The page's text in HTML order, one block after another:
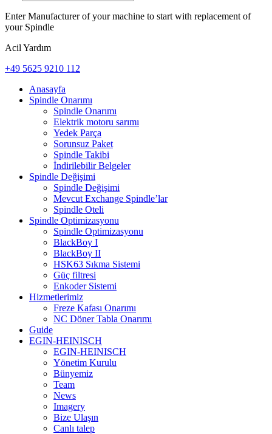
Enter Manufacturer of your machine to start with replacement of
your Spindle
Acil Yardım
+49 5625 9210 112
Anasayfa
Spindle Onarımı
Spindle Onarımı
Elektrik motoru sarımı
Yedek Parça
Sorunsuz Paket
Spindle Takibi
İndirilebilir Belgeler
Spindle Değişimi
Spindle Değişimi
Mevcut Exchange Spindle’lar
Spindle Oteli
Spindle Optimizasyonu
Spindle Optimizasyonu
BlackBoy I
BlackBoy II
HSK63 Sıkma Sistemi
Güç filtresi
Enkoder Sistemi
Hizmetlerimiz
Freze Kafası Onarımı
NC Döner Tabla Onarımı
Guide
EGIN-HEINISCH
EGIN-HEINISCH
Yönetim Kurulu
Bünyemiz
Team
News
Imagery
Bize Ulaşın
Canlı talep